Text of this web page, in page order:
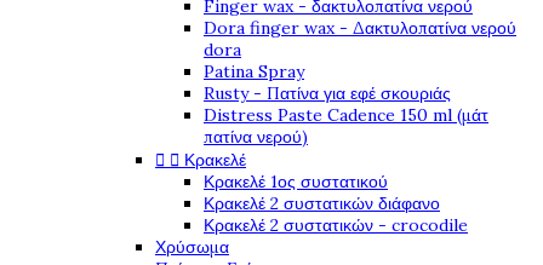
Finger wax - δακτυλοπατίνα νερού
Dora finger wax - Δακτυλοπατίνα νερού
dora
Patina Spray
Rusty - Πατίνα για εφέ σκουριάς
Distress Paste Cadence 150 ml (μάτ
πατίνα νερού)
  Κρακελέ
Κρακελέ 1ος συστατικού
Κρακελέ 2 συστατικών διάφανο
Κρακελέ 2 συστατικών - crocodile
Χρύσωμα